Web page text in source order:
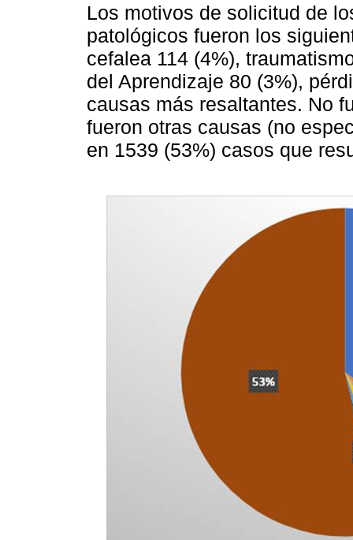
Los motivos de solicitud de
patológicos fueron los
cefalea 114 (4%),
del Aprendizaje 80 (3%),
causas más resaltantes. No
fueron otras causas (no
en 1539 (53%) casos que